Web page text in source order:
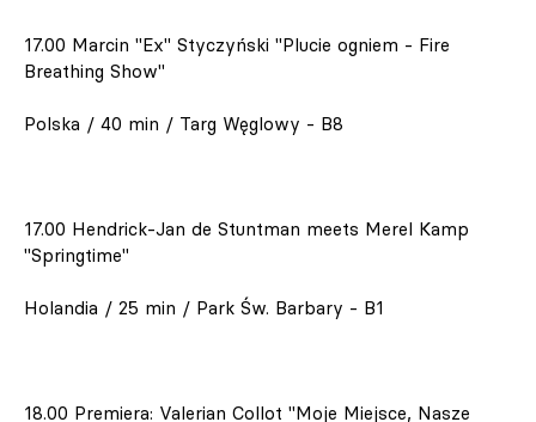
17.00 Marcin "Ex" Styczyński "Plucie ogniem - Fire
Breathing Show"
Polska / 40 min / Targ Węglowy - B8
17.00 Hendrick-Jan de Stuntman meets Merel Kamp
"Springtime"
Holandia / 25 min / Park Św. Barbary - B1
18.00 Premiera: Valerian Collot "Moje Miejsce, Nasze